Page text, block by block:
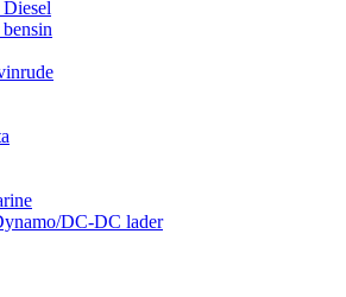
DC-DC lader